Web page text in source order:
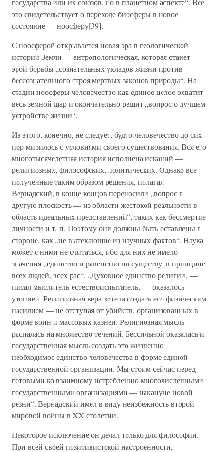
государства или их союзов, но в планетном аспекте“. Все
это свидетельствует о переходе биосферы в новое
состояние — ноосферу[39].
С ноосферой открывается новая эра в геологической
истории Земли — антропологическая, которая станет
эрой борьбы „сознательных укладов жизни против
бессознательного строя мертвых законов природы“. На
стадии ноосферы человечество как единое целое охватит
весь земной шар и окончательно решит „вопрос о лучшем
устройстве жизни“.
Из этого, конечно, не следует, будто человечество до сих
пор мирилось с условиями своего существования. Вся его
многотысячелетняя история исполнена исканий —
религиозных, философских, политических. Однако все
полученные таким образом решения, полагал
Вернадский, в конце концов переносили „вопрос в
другую плоскость — из области жестокой реальности в
область идеальных представлений“, таких как бессмертие
личности и т. п. Поэтому они должны быть оставлены в
стороне, как „не вытекающие из научных фактов“. Наука
может с ними не считаться, ибо для них не имело
значения „единство и равенство по существу, в принципе
всех людей, всех рас“. „Духовное единство религии, —
писал мыслитель-естествоиспытатель, — оказалось
утопией. Религиозная вера хотела создать его физическим
насилием — не отступая от убийств, организованных в
форме войн и массовых казней. Религиозная мысль
распалась на множество течений. Бессильной оказалась и
государственная мысль создать это жизненно
необходимое единство человечества в форме единой
государственной организации. Мы стоим сейчас перед
готовыми ко взаимному истреблению многочисленными
государственными организациями — накануне новой
резни“. Вернадский имел в виду неизбежность второй
мировой войны в XX столетии.
Некоторое исключение он делал только для философии.
При всей своей позитивистской настроенности,